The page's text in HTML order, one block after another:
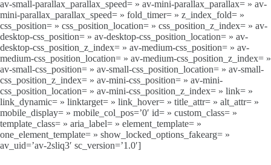
av-small-parallax_parallax_speed= » av-mini-parallax_parallax= » av-
mini-parallax_parallax_speed= » fold_timer= » z_index_fold= »
css_position= » css_position_location= » css_position_z_index= » av-
desktop-css_position= » av-desktop-css_position_location= » av-
desktop-css_position_z_index= » av-medium-css_position= » av-
medium-css_position_location= » av-medium-css_position_z_index= »
av-small-css_position= » av-small-css_position_location= » av-small-
css_position_z_index= » av-mini-css_position= » av-mini-
css_position_location= » av-mini-css_position_z_index= » link= »
link_dynamic= » linktarget= » link_hover= » title_attr= » alt_attr= »
mobile_display= » mobile_col_pos=’0′ id= » custom_class= »
template_class= » aria_label= » element_template= »
one_element_template= » show_locked_options_fakearg= »
av_uid=’av-2sliq3′ sc_version=’1.0′]